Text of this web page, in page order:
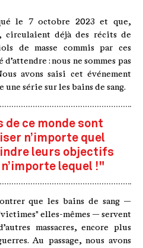
le 7 octobre 2023 et que,
circulaient déjà des récits de
de masse commis par ces
: nous ne sommes pas
avons saisi cet événement
une série sur les bains de sang.
ce monde sont
n’importe quel
leurs objectifs
lequel !"
que les bains de sang —
elles-mêmes — servent
massacres, encore plus
Au passage, nous avons